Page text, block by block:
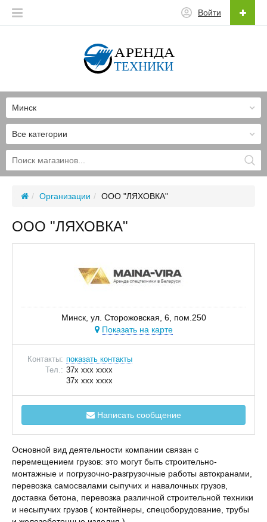
Войти
Все категории
Минск
Организации ООО "ЛЯХОВКА"
ООО "ЛЯХОВКА"
Минск, ул. Сторожовская, 6, пом.250
Показать на карте
Контакты: показать контакты
Тел.: 37x xxx xxxx
37x xxx xxxx
Написать сообщение
Основной вид деятельности компании связан с
перемещением грузов: это могут быть строительно-
монтажные и погрузочно-разгрузочные работы автокранами,
перевозка самосвалами сыпучих и навалочных грузов,
доставка бетона, перевозка различной строительной техники
и несыпучих грузов ( контейнеры, спецоборудование, трубы